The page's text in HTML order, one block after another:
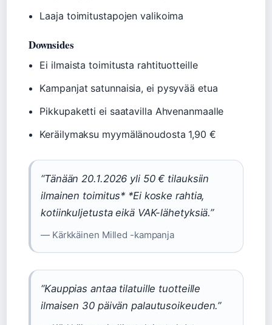
Laaja toimitustapojen valikoima
Downsides
Ei ilmaista toimitusta rahtituotteille
Kampanjat satunnaisia, ei pysyvää etua
Pikkupaketti ei saatavilla Ahvenanmaalle
Keräilymaksu myymälänoudosta 1,90 €
“Tänään 20.1.2026 yli 50 € tilauksiin
ilmainen toimitus* *Ei koske rahtia,
kotiinkuljetusta eikä VAK-lähetyksiä.”
— Kärkkäinen Milled -kampanja
“Kauppias antaa tilatuille tuotteille
ilmaisen 30 päivän palautusoikeuden.”